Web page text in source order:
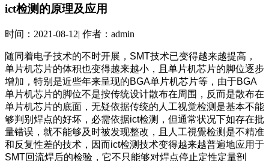
ict检测的原理及应用
时间： 2021-08-12| 作者： admin
随同着电子技术的不时开展，SMT技术已变得越来越提高，
单片机芯片的体积也变得越来越小，且单片机芯片的脚位逐步
增加，特别是近些年来呈现的BGA单片机芯片等，由于BGA
单片机芯片的脚位不是按传统设计散布在周围，反而是散布在
单片机芯片的底面，无疑依据传统的人工视觉检测是基本不能
够判别焊点的好坏，必需依据ict检测，但通常状况下如存在批
量错误，就不能够及时被发现整改，且人工視覺检测是不精准
和反复性差的技术，因而ict检测技术变得越来越普遍地应用于
SMT回流焊后的检验，它不只能够对焊点停止定性定量剖